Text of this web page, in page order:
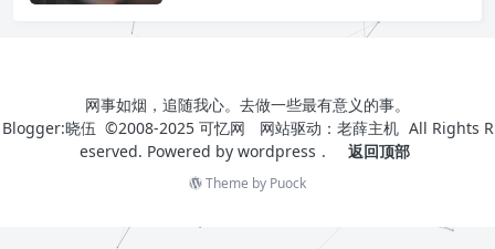
网事如烟，追随我心。去做一些最有意义的事。
Blogger:晓伍 ©2008-2025 可忆网 网站驱动： 老薛主机 All Rights R
eserved. Powered by wordpress . 返回顶部
Theme by Puock